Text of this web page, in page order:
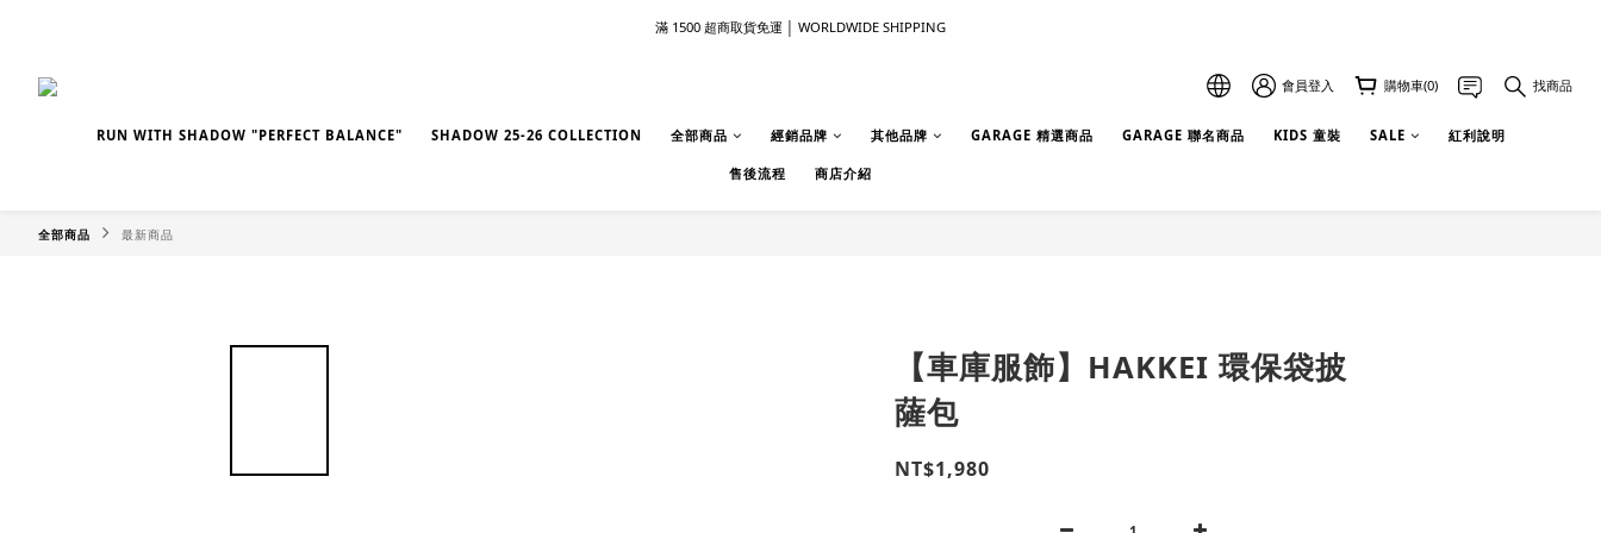
滿 1500 超商取貨免運 │ WORLDWIDE SHIPPING
滿 1500 超商取貨免運 │ WORLDWIDE SHIPPING
首次註冊新會員 │ 贈 100 元購物金
會員登入 購物車(0) 找商品
RUN WITH SHADOW "PERFECT BALANCE" SHADOW 25-26 COLLECTION 全部商品 經銷品牌 其他品牌 GARAGE 精選商品 GARAGE 聯名商品 KIDS 童裝 SALE 紅利說明
售後流程 商店介紹
全部商品 最新商品
【車庫服飾】HAKKEI 環保袋披
薩包
NT$1,980